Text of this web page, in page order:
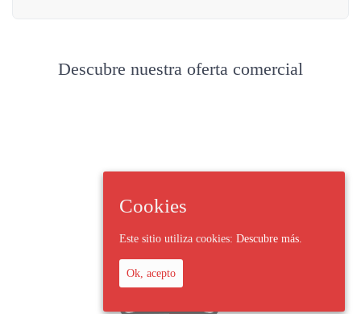
Descubre nuestra oferta comercial
Cookies
Este sitio utiliza cookies: Descubre más.
Ok, acepto